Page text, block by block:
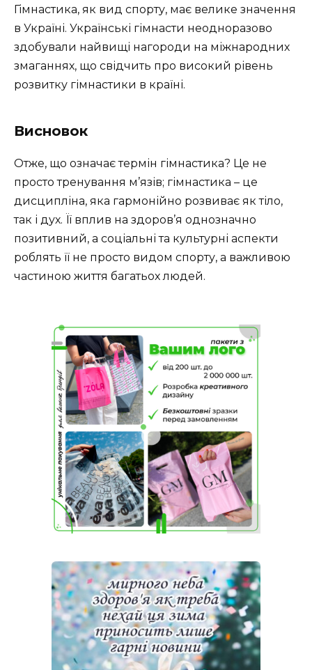
Гімнастика, як вид спорту, має велике значення
в Україні. Українські гімнасти неодноразово
здобували найвищі нагороди на міжнародних
змаганнях, що свідчить про високий рівень
розвитку гімнастики в країні.
Висновок
Отже, що означає термін гімнастика? Це не
просто тренування м’язів; гімнастика – це
дисципліна, яка гармонійно розвиває як тіло,
так і дух. Її вплив на здоров’я однозначно
позитивний, а соціальні та культурні аспекти
роблять її не просто видом спорту, а важливою
частиною життя багатьох людей.